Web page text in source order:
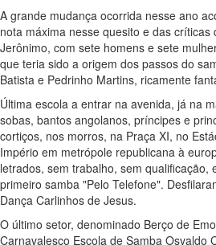
A grande mudança ocorrida nesse ano
nota máxima nesse quesito e das
Jerônimo, com sete homens e sete
que teria sido a origem dos passos do
Batista e Pedrinho Martins, ricamente
Última escola a entrar na avenida, já na
sobas, bantos angolanos, príncipes e
cortiços, nos morros, na Praça XI, no
Império em metrópole republicana à
letrados, sem trabalho, sem
primeiro samba "Pelo Telefone".
Dança Carlinhos de Jesus.
O último setor, denominado Berço de
Carnavalesco Escola de Samba Osvaldo